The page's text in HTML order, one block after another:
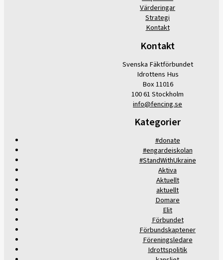
Värderingar
Strategi
Kontakt
Kontakt
Svenska Fäktförbundet
Idrottens Hus
Box 11016
100 61 Stockholm
info@fencing.se
Kategorier
#donate
#engardeiskolan
#StandWithUkraine
Aktiva
Aktuellt
aktuellt
Domare
Elit
Förbundet
Förbundskaptener
Föreningsledare
Idrottspolitik